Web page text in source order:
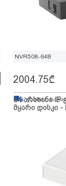
NVR508-64B
64 არხიანი IP
მყარი დისკი -
2004.75₾
გზაშია,